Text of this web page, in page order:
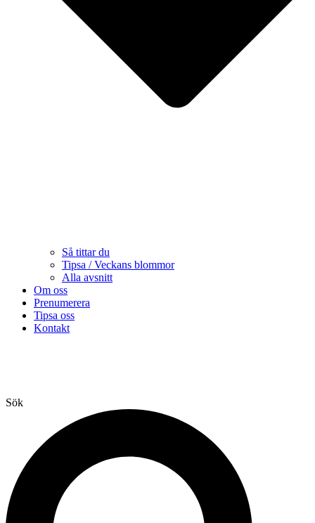
Så tittar du
Tipsa / Veckans blommor
Alla avsnitt
Om oss
Prenumerera
Tipsa oss
Kontakt
Sök